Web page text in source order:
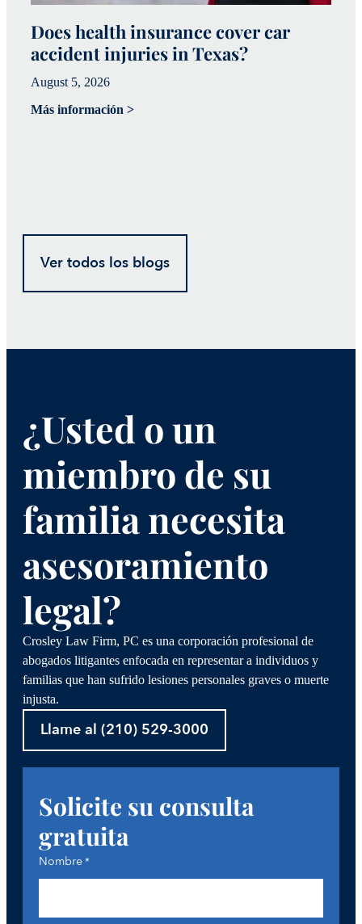
Does health insurance cover car
accident injuries in Texas?
August 5, 2026
Más información >
Ver todos los blogs
¿Usted o un
miembro de su
familia necesita
asesoramiento
legal?
Crosley Law Firm, PC es una corporación profesional de
abogados litigantes enfocada en representar a individuos y
familias que han sufrido lesiones personales graves o muerte
injusta.
Llame al (210) 529-3000
Solicite su consulta
gratuita
Nombre*